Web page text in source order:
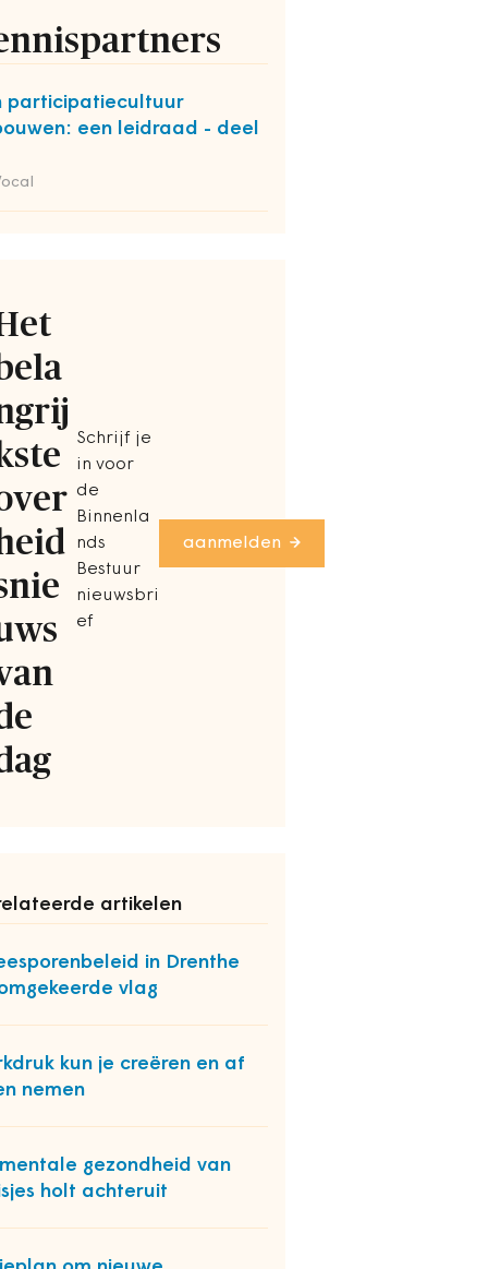
participatiecultuur
een leidraad - deel
Schrijf je
in voor
de
Binnenla
nds
Bestuur
nieuwsbri
ef
aanmelden
artikelen
in Drenthe
vlag
kun je creëren en af
nemen
gezondheid van
holt achteruit